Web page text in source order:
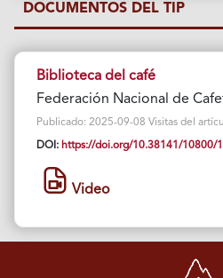
DOCUMENTOS DEL TIP
Biblioteca del café
Federación Nacional de
Publicado: 2025-09-08 Visitas del
DOI: https://doi.org/10.38141/10800/
Video